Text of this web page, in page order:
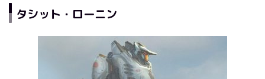
タシット・ローニン